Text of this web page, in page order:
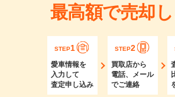
最高額で売却
STEP1
愛車情報を
入力して
査定申し込み
STEP2
買取店から
電話、メール
でご連絡